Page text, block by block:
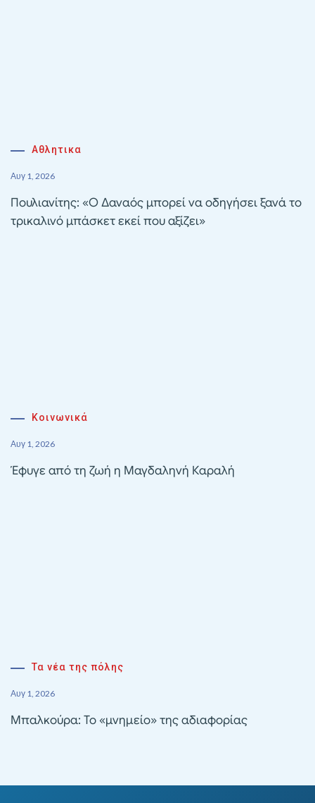
Αθλητικα
Αυγ 1, 2026
Πουλιανίτης: «Ο Δαναός μπορεί να οδηγήσει ξανά το
τρικαλινό μπάσκετ εκεί που αξίζει»
Κοινωνικά
Αυγ 1, 2026
Έφυγε από τη ζωή η Μαγδαληνή Καραλή
Τα νέα της πόλης
Αυγ 1, 2026
Μπαλκούρα: Το «μνημείο» της αδιαφορίας